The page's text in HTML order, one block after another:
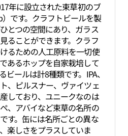
年に設立された束草初のブ
です。クラフトビールを製
とつの空間にあり、ガラス
ることができます。クラフ
るための人工原料を一切使
あるホップを自家栽培して
ビールは計8種類です。IPA、
、ピルスナー、ヴァイツェ
しており、ユニークなのは
、アバイなど束草の名所の
す。缶には名所ごとの異な
楽しさをプラスしていま